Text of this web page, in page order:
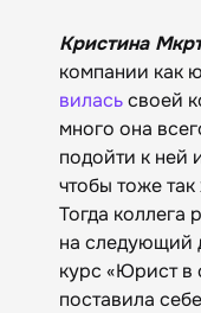
Кристина
компании как
виласьсвоей
много она
подойти к ней
чтобы тоже
Тогда коллега
на следующий
курс «Юрист в
поставила